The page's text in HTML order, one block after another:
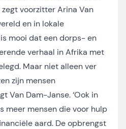
zegt voorzitter Arina Van
en in lokale
mooi dat een dorps- en
verhaal in Afrika met
Maar niet alleen ver
zijn mensen
Van Dam-Janse. ‘Ook in
meer mensen die voor hulp
aard. De opbrengst